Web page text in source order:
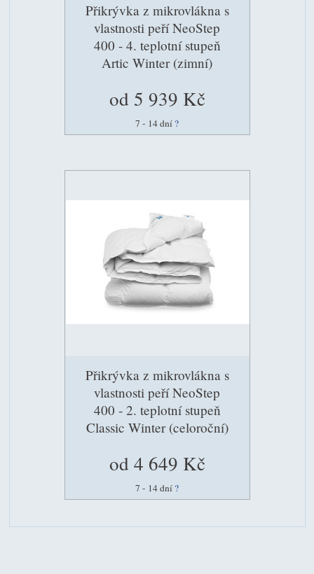
Přikrývka z mikrovlákna s
vlastnosti peří NeoStep
400 - 4. teplotní stupeň
Artic Winter (zimní)
od 5 939 Kč
7 - 14 dní ?
Přikrývka z mikrovlákna s
vlastnosti peří NeoStep
400 - 2. teplotní stupeň
Classic Winter (celoroční)
od 4 649 Kč
7 - 14 dní ?